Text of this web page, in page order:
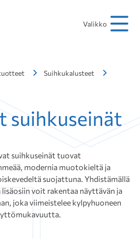
Valikko
Suihkukalusteet
suihkuseinät
suihkuseinät tuovat
modernia muotokieltä ja
suojattuna. Yhdistämällä
lisäosiin voit rakentaa näyttävän ja
joka viimeistelee kylpyhuoneen